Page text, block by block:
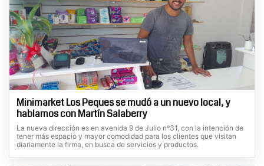
Minimarket Los Peques se mudó a un nuevo local, y
hablamos con Martín Salaberry
La nueva dirección es en avenida 9 de Julio nº31, con la intención de
tener más espacio y mayor comodidad para los clientes que visitan
diariamente la firma, en busca de servicios y productos.